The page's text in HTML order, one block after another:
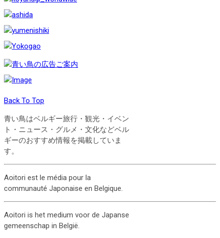
Back To Top
青い鳥はベルギー旅行・観光・イベン
ト・ニュース・グルメ・文化などベル
ギーのおすすめ情報を掲載していま
す。
Aoitori est le média pour la
communauté Japonaise en Belgique.
Aoitori is het medium voor de Japanse
gemeenschap in België.